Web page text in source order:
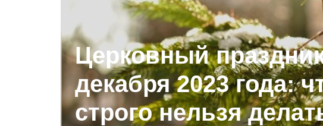
Церковный
декабря 2023 года:
строго нельзя